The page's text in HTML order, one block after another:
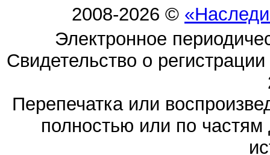
2008-2026 ©
Электронное
Свидетельство о
Перепечатка или
полностью или по частям